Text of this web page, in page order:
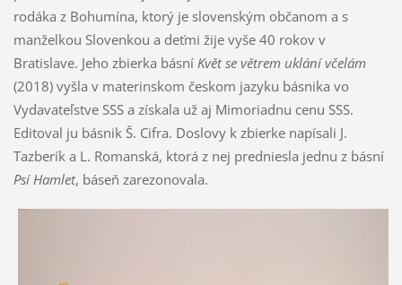
rodáka z Bohumína, ktorý je slovenským občanom a s
manželkou Slovenkou a deťmi žije vyše 40 rokov v
Bratislave. Jeho zbierka básní Květ se větrem uklání včelám
(2018) vyšla v materinskom českom jazyku básnika vo
Vydavateľstve SSS a získala už aj Mimoriadnu cenu SSS.
Editoval ju básnik Š. Cifra. Doslovy k zbierke napísali J.
Tazberík a L. Romanská, ktorá z nej predniesla jednu z básní
Psí Hamlet, báseň zarezonovala.